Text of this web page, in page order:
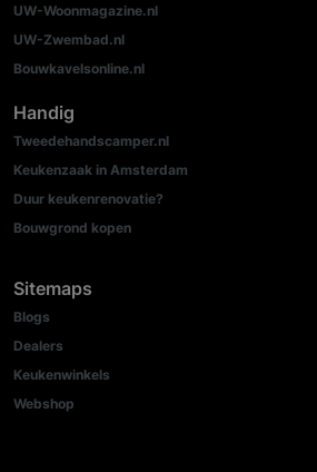
UW-Woonmagazine.nl
UW-Zwembad.nl
Bouwkavelsonline.nl
Handig
Tweedehandscamper.nl
Keukenzaak in Amsterdam
Duur keukenrenovatie?
Bouwgrond kopen
Sitemaps
Blogs
Dealers
Keukenwinkels
Webshop